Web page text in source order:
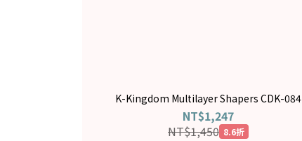
K-Kingdom Multilayer Shapers CDK-084
NT$1,247
NT$1,450 8.6折